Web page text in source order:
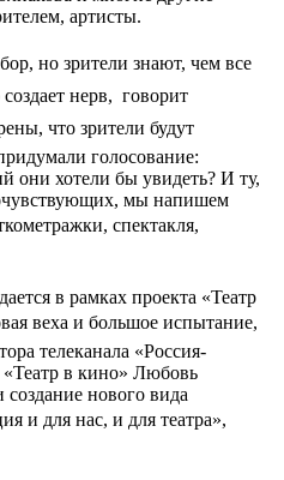
артисты.
но зрители знают, чем все
нерв,  говорит
что зрители будут
голосование:
они хотели бы увидеть? И ту,
мы напишем
спектакля,
в рамках проекта «Театр
веха и большое испытание,
телеканала «Россия-
«Театр в кино» Любовь
нового вида
и для нас, и для театра», 